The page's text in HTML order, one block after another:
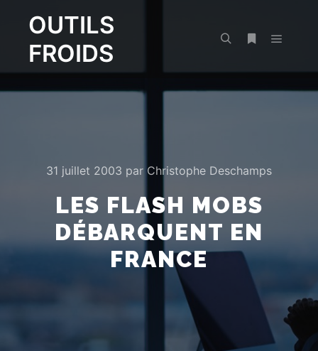
OUTILS
FROIDS
31 juillet 2003 par Christophe Deschamps
LES FLASH MOBS
DÉBARQUENT EN
FRANCE